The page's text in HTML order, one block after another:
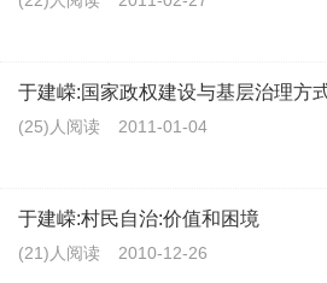
于建嵘:国家政权建设与基层治理方
(25)人阅读 2011-01-04
于建嵘:村民自治:价值和困境
(21)人阅读 2010-12-26